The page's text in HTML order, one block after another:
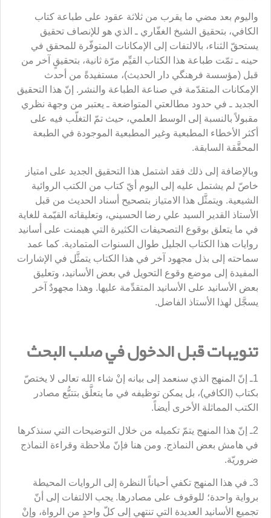
واليوم بعد مضي ما يقرب من ثلاثة عقود على طباعة كتاب
الكافي، بتحقيق الشيخ الغفّاري ـ الذي هو للإنصاف تحقيق
يستحقّ الثناء، بالالتفات إلى الإمكانات المتوفّرة للمحقق في
حينه ـ تمّت طباعة هذا الكتاب القيِّم مرّة ثانية، بتحقيقٍ آخر من
قبل (مؤسسة فرهنگي دار الحديث)، مستفيدةً من أحدث
الإمكانات المتقدّمة في صناعة الطباعة والنشر. إنّ هذا التحقيق
الجديد ـ في حدود مطالعتي المتواضعة ـ يعتبر من وجهة نظري
مقبولاً بالنسبة إلى الوسط العلمي، حيث تمّ التغلّب فيه على
أكثر الأخطاء المطبعية وغير المطبعية الموجودة في الطبعة
المحقَّقة السابقة.
وبالإضافة إلى ذلك فقد اشتمل هذا التحقيق الجديد على امتياز
خاصّ لم يشتمل عليه إلى اليوم أيّ كتاب من الكتب الروائية
الشيعية. ويتمثَّل هذا الامتياز بتصحيح أسناد الحديث من قبل
الأستاذ القدير السيد علي رضا الحسيني، وتعليقاته القيّمة للغاية
في ما يتعلق بوقوع التصحيفات الكثيرة التي هيمنت على أسانيد
روايات هذا الكتاب الجليل طوال السنوات المتمادية. كما عمد
سماحته إلى بذل مجهود آخر في هذا الكتاب يتمثَّل في الإشارات
المفيدة إلى موضع وقوع التحويل في بعض الأسانيد، وتعليق
بعض الأسانيد على الأسانيد المتقدِّمة عليها. وهذا مجهودٌ آخر
يسجَّل لهذا الأستاذ الفاضل.
تنويهات قبل الدخول في صلب البحث
1ـ إنّ المنهج الذي سنعمد إلى بيانه إنْ شاء الله تعالى لا يختصّ
بكتاب (الكافي)، بل يمكن توظيفه في ما يتعلَّق بتتبُّع مصادر
الكتب المماثلة الأخرى أيضاً.
2ـ إنّ هذا المنهج يتمّ تكميله من خلال التوضيحات التي سنذكرها
في هامش بعض النماذج. ومن هنا فإنّ ملاحظة وقراءة النماذج
ضروريّة.
3ـ في هذا المنهج تكفي أحياناً النظرة إلى الروايات المحيطة
برواية واحدة؛ للوقوف على مصادرها. يجب الالتفات إلى أنّ
تجميع الأسانيد العديدة التي تنتهي إلى كلّ واحدٍ من الرواة، وإنْ